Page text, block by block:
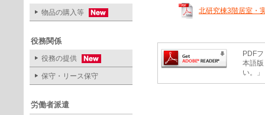
物品の購入等
役務関係
役務の提供
保守・リース保守
労働者派遣
北研究棟3階居室・
PDF
本語
い。」